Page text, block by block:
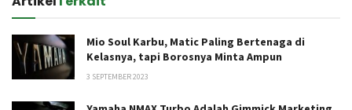
Mio Soul Karbu, Matic Paling Bertenaga di
Kelasnya, tapi Borosnya Minta Ampun
3 SEPTEMBER 2023